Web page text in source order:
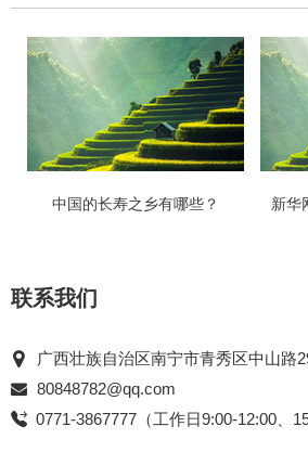
中国的长寿之乡有哪些？ 新华
联系我们
广西壮族自治区南宁市青秀区中山路
80848782@qq.com
0771-3867777（工作日9:00-12:00、